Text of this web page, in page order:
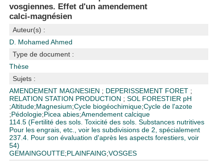
vosgiennes. Effet d'un amendement
calci-magnésien
Auteur(s) :
D. Mohamed Ahmed
Type de document :
Thèse
Sujets :
AMENDEMENT MAGNESIEN ; DEPERISSEMENT FORET ;
RELATION STATION PRODUCTION ;SOL FORESTIER pH
;Altitude;Magnesium;Cycle biogéochimique;Cycle de l'azote
;Pédologie;Picea abies;Amendement calcique
114.5 (Fertilité des sols. Toxicité des sols. Substances nutritives
Pour les engrais, etc., voir les subdivisions de 2, spécialement
237.4. Pour son évaluation d'après les aspects forestiers, voir
54)
GEMAINGOUTTE;PLAINFAING;VOSGES